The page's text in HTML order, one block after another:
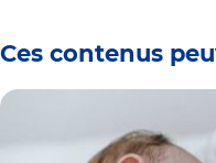
Ces contenus